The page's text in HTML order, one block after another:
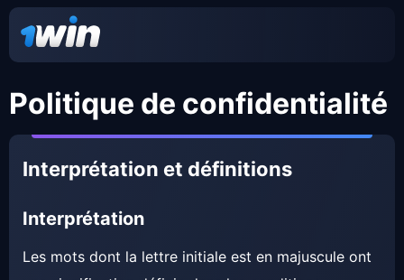
Politique de confidentialité
Interprétation et définitions
Interprétation
Les mots dont la lettre initiale est en majuscule ont